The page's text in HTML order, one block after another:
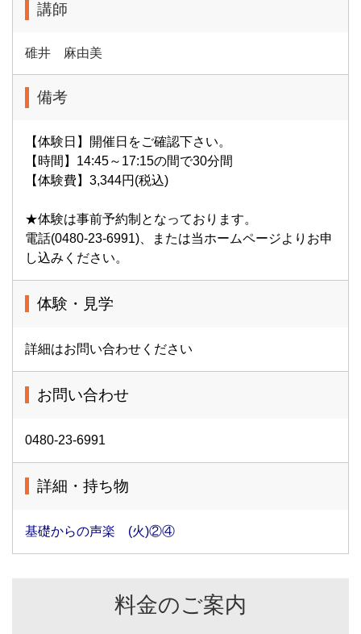
講師
碓井 麻由美
備考
【体験日】開催日をご確認下さい。
【時間】14:45～17:15の間で30分間
【体験費】3,344円(税込)
★体験は事前予約制となっております。
電話(0480-23-6991)、または当ホームページよりお申
し込みください。
体験・見学
詳細はお問い合わせください
お問い合わせ
0480-23-6991
詳細・持ち物
基礎からの声楽 (火)②④
料金のご案内